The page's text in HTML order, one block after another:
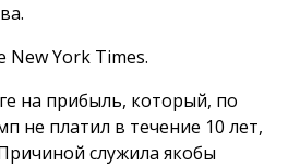
New York Times.
на прибыль, который, по
не платил в течение 10 лет,
служила якобы